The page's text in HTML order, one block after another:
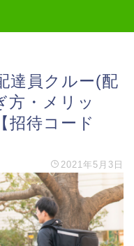
達員クルー(配
方・メリッ
招待コード
2021年5月3日